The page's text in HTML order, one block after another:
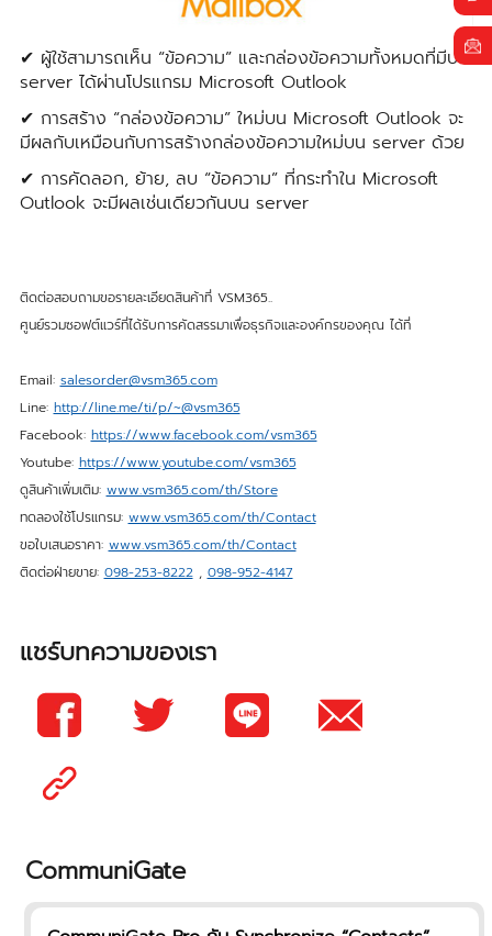
✔ ผู้ใช้สามารถเห็น “ข้อความ” และกล่องข้อความทั้งหมดที่มีบน
server ได้ผ่านโปรแกรม Microsoft Outlook
✔ การสร้าง “กล่องข้อความ” ใหม่บน Microsoft Outlook จะ
มีผลกับเหมือนกับการสร้างกล่องข้อความใหม่บน server ด้วย
✔ การคัดลอก, ย้าย, ลบ “ข้อความ” ที่กระทำใน Microsoft
Outlook จะมีผลเช่นเดียวกันบน server
ติดต่อสอบถามขอรายละเอียดสินค้าที่ VSM365..
ศูนย์รวมซอฟต์แวร์ที่ได้รับการคัดสรรมาเพื่อธุรกิจและองค์กรของคุณ ได้ที่
Email: salesorder@vsm365.com
Line: http://line.me/ti/p/~@vsm365
Facebook: https://www.facebook.com/vsm365
Youtube: https://www.youtube.com/vsm365
ดูสินค้าเพิ่มเติม: www.vsm365.com/th/Store
ทดลองใช้โปรแกรม: www.vsm365.com/th/Contact
ขอใบเสนอราคา: www.vsm365.com/th/Contact
ติดต่อฝ่ายขาย: 098-253-8222, 098-952-4147
แชร์บทความของเรา
CommuniGate